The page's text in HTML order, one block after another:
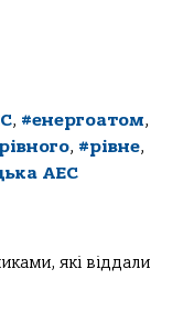
, #енергоатом,
, #рівне,
АЕС
які віддали